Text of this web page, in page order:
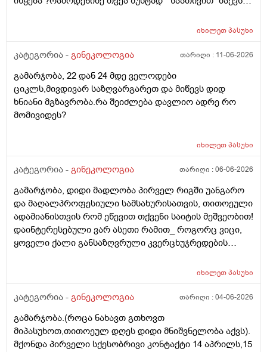
არც ჭარბი სისხლდება არ არის.ადრე რომ 7 დღემდე
მითხარით რომ შეიმოწმეთო ტიესეიჩი და კიდევ სხვა
ასაკი 40
მეშინია კიდევ ხომ არ ჩამოიწევს? მინდა რომ 25 ან
განმავლობაში ? შესაძლოა ისევ 23 ან 25 დღიანი
რამეა.ზოგადად წლებია აუტოიმონური თირეოდიტი
მაქვს.ხშირად მაქვს სანერვიულო.რითი შეიძლება
უნდაცკვების სახით რომ ვმართო ციკლის დღეები?
იხილეთპასუხი
კატეგორია - გინეკოლოგია თარიღი : 11-06-2026
გამარჯობა, 22 დან 24 მდე ველოდები
ციკლს,მივდივარ საზღვარგარეთ და მიწევს დიდ
ხნიანი მგზავრობა.რა შეიძლება დავლიო ადრე რო
მომივიდეს?
იხილეთპასუხი
კატეგორია - გინეკოლოგია თარიღი :06-06-2026
გამარჯობა, დიდი მადლობა პირველ რიგში უანგარო
და მაღალპროფესიული სამსახურისათვის, თითოეული
ადამიანისთვის რომ ეწევით თქვენი საიტის მეშვეობით!
დაინტერესებული ვარ ასეთი რამით_ როგორც ვიცი,
ყოველი ქალი განსაზღვრული კვერცხუჯრედების
თითოელისთვის, ეს რიცხვი ინდივიდუალურია? რაზეა
(ჩვილობიდან) რომელ პროცესებზე? ქალის
რომ დავუშვათ, ზოგიერთ ქალბატონს მეტი
რაოდენობა აქვთ მათ ორგანიზმში
კვერცხუჯრედებისა, დაბადების პროცესიდან და ზოგს
იხილეთპასუხი
კატეგორია - გინეკოლოგია თარიღი :04-06-2026
გამარჯობა.(როცა ნახავთ გთხოვთ
მიპასუხოთ,თითოეულ დღეს დიდი მნიშვნელობა აქვს).
მქონდა პირველი სქესობრივი კონტაქტი 14 აპრილს,15